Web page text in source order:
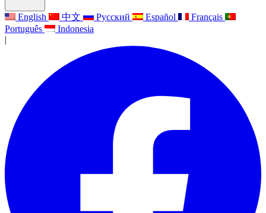
English 中文 Русский Español
Français
Português
Indonesia
|